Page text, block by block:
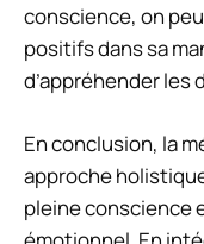
conscience, on
positifs dans sa
d’appréhender les
En conclusion, la
approche
pleine conscience